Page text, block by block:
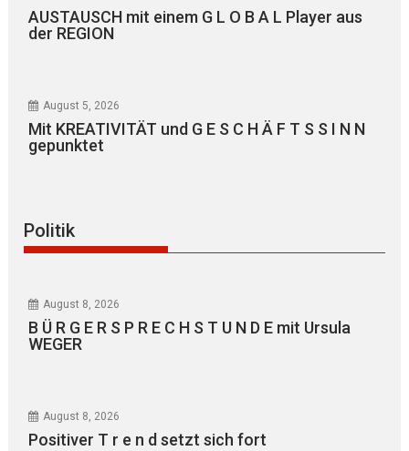
AUSTAUSCH mit einem G L O B A L Player aus
der REGION
August 5, 2026
Mit KREATIVITÄT und G E S C H Ä F T S S I N N
gepunktet
Politik
August 8, 2026
B Ü R G E R S P R E C H S T U N D E mit Ursula
WEGER
August 8, 2026
Positiver T r e n d setzt sich fort